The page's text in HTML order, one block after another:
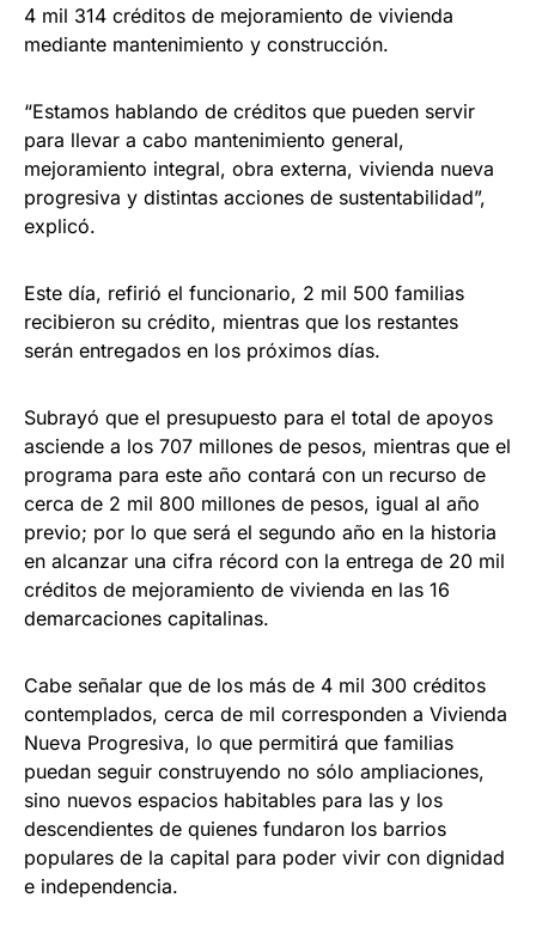
4 mil 314 créditos de mejoramiento de vivienda
mediante mantenimiento y construcción.
“Estamos hablando de créditos que pueden servir
para llevar a cabo mantenimiento general,
mejoramiento integral, obra externa, vivienda nueva
progresiva y distintas acciones de sustentabilidad”,
explicó.
Este día, refirió el funcionario, 2 mil 500 familias
recibieron su crédito, mientras que los restantes
serán entregados en los próximos días.
Subrayó que el presupuesto para el total de apoyos
asciende a los 707 millones de pesos, mientras que el
programa para este año contará con un recurso de
cerca de 2 mil 800 millones de pesos, igual al año
previo; por lo que será el segundo año en la historia
en alcanzar una cifra récord con la entrega de 20 mil
créditos de mejoramiento de vivienda en las 16
demarcaciones capitalinas.
Cabe señalar que de los más de 4 mil 300 créditos
contemplados, cerca de mil corresponden a Vivienda
Nueva Progresiva, lo que permitirá que familias
puedan seguir construyendo no sólo ampliaciones,
sino nuevos espacios habitables para las y los
descendientes de quienes fundaron los barrios
populares de la capital para poder vivir con dignidad
e independencia.